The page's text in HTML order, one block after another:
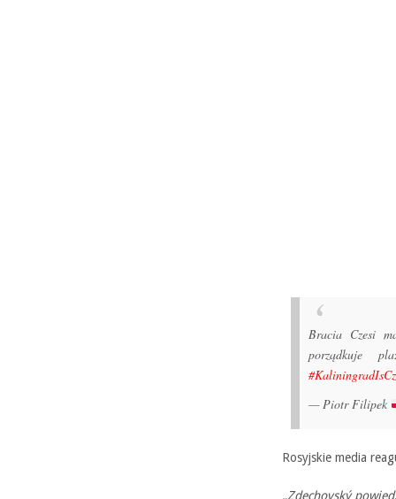
Bracia Czesi
porządkuje
— Piotr Filipek
Rosyjskie media
„Zdechovský